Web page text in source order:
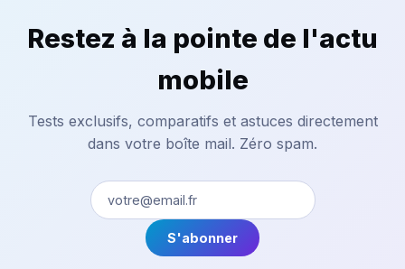
Restez à la pointe de l'actu
mobile
Tests exclusifs, comparatifs et astuces directement
dans votre boîte mail. Zéro spam.
S'abonner